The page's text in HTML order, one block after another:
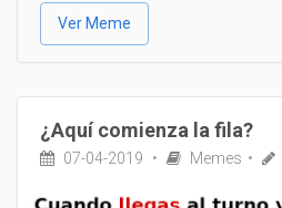
Ver Meme
¿Aquí comienza la fila?
07-04-2019 Memes